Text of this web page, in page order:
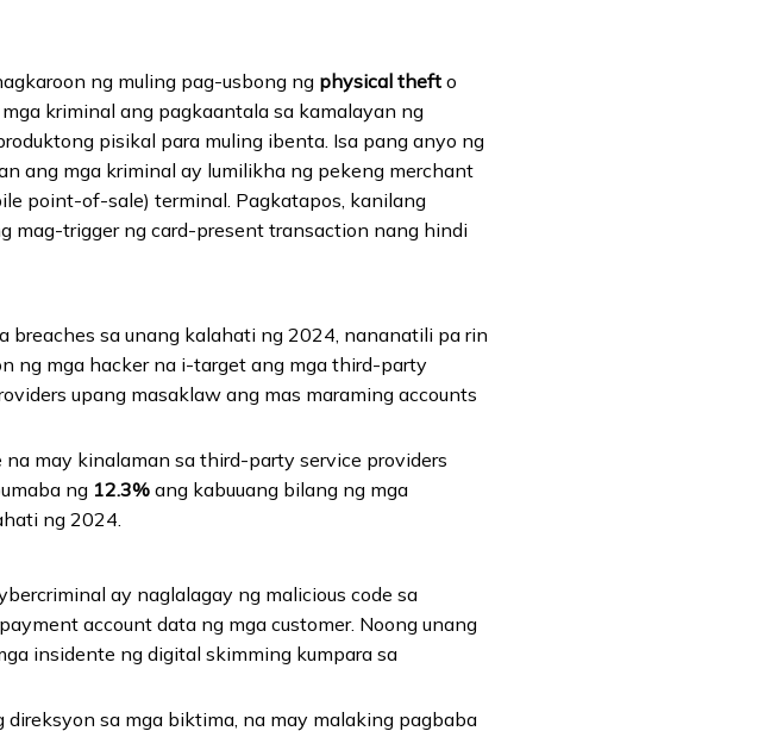
ng muling pag-usbong ng physical theft o
kriminal ang pagkaantala sa kamalayan ng
pisikal para muling ibenta. Isa pang anyo ng
ang mga kriminal ay lumilikha ng pekeng merchant
point-of-sale) terminal. Pagkatapos, kanilang
mag-trigger ng card-present transaction nang hindi
breaches sa unang kalahati ng 2024, nananatili pa rin
ng mga hacker na i-target ang mga third-party
upang masaklaw ang mas maraming accounts
may kinalaman sa third-party service providers
ng 12.3% ang kabuuang bilang ng mga
ng 2024.
ay naglalagay ng malicious code sa
account data ng mga customer. Noong unang
insidente ng digital skimming kumpara sa
sa mga biktima, na may malaking pagbaba